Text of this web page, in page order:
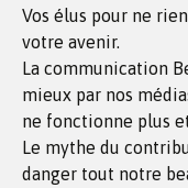
Vos élus pour ne
votre avenir.
La communication
mieux par nos
ne fonctionne plus
Le mythe du
danger tout notre